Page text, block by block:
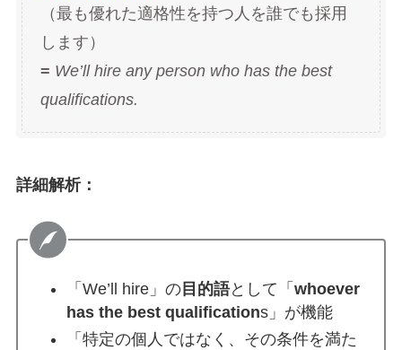
（最も優れた適格性を持つ人を誰でも採用
します）
= We’ll hire any person who has the best
qualifications.
詳細解析：
「We’ll hire」の目的語として「 whoever
has the best qualifications」が機能
「特定の個人ではなく、その条件を満た